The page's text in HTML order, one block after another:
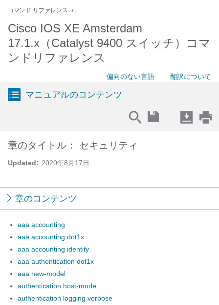
コマンド リファレンス
Cisco IOS XE Amsterdam
17.1.x（Catalyst 9400 スイッチ）コマ
ンドリファレンス
偏向のない言語 翻訳について
マニュアルのコンテンツ
Updated: 2020年8月17日
章のタイトル： セキュリティ
章のコンテンツ
aaa accounting
aaa accounting dot1x
aaa accounting identity
aaa authentication dot1x
aaa new-model
authentication host-mode
authentication logging verbose